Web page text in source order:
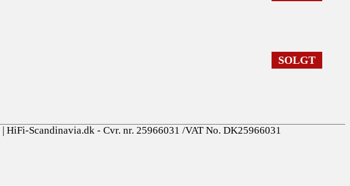
SOLGT
| HiFi-Scandinavia.dk - Cvr. nr. 25966031 /VAT No. DK25966031